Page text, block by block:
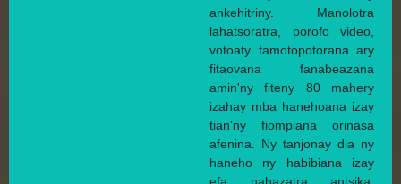
ankehitriny. Manolotra
lahatsoratra, porofo video,
votoaty famotopotorana ary
fitaovana fanabeazana
amin'ny fiteny 80 mahery
izahay mba hanehoana izay
tian'ny fiompiana orinasa
afenina. Ny tanjonay dia ny
haneho ny habibiana izay